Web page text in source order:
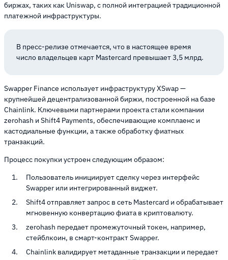
биржах, таких как Uniswap, с полной интеграцией традиционной
платежной инфраструктуры.
В пресс-релизе отмечается, что в настоящее время
число владельцев карт Mastercard превышает 3,5 млрд.
Swapper Finance использует инфраструктуру XSwap —
крупнейшей децентрализованной биржи, построенной на базе
Chainlink. Ключевыми партнерами проекта стали компании
zerohash и Shift4 Payments, обеспечивающие комплаенс и
кастодиальные функции, а также обработку фиатных
транзакций.
Процесс покупки устроен следующим образом:
Пользователь инициирует сделку через интерфейс
Swapper или интегрированный виджет.
Shift4 отправляет запрос в сеть Mastercard и обрабатывает
мгновенную конвертацию фиата в криптовалюту.
zerohash передает промежуточный токен, например,
стейблкоин, в смарт-контракт Swapper.
Chainlink валидирует метаданные транзакции и передает